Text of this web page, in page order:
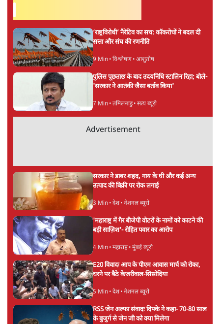
‘राष्ट्रविरोधी’ नैरेटिव का सच: कॉकरोचों ने बदल दी
सत्ता और संघ की रणनीति
9 Min• विश्लेषण• आशुतोष
पुलिस पूछताछ के बाद उदयनिधि स्टालिन रिहा; बोले-
'सरकार ने आतंकी जैसा बर्ताव किया'
7 Min• तमिलनाडु• सत्य ब्यूरो
Advertisement
सरकार ने डाबर शहद, गाय के घी और कई अन्य
उत्पाद की बिक्री पर रोक लगाई
3 Min• देश• नेशनल ब्यूरो
'महाराष्ट्र में गैर बीजेपी वोटरों के नामों को काटने की
बड़ी साज़िश'- रोहित पवार का आरोप
4 Min• महाराष्ट्र• मुंबई ब्यूरो
E20 विवादः आप के पीएम आवास मार्च को रोका,
धरने पर बैठे केजरीवाल-सिसोदिया
5 Min• देश• नेशनल ब्यूरो
RSS जेन अल्फा संवादः दिपके ने कहा- 70-80 साल
के बुजुर्ग से जेन जी को क्या मिलेगा